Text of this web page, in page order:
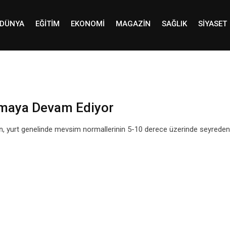
DÜNYA EĞITIM EKONOMI MAGAZIN SAĞLIK SIYASET
Devam Ediyor
yurt genelinde mevsim normallerinin 5-10 derece üzerinde seyreden